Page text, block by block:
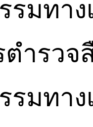
มทาง
ตำรว
มทาง